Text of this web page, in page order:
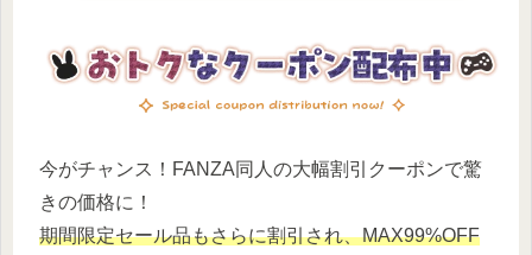
今がチャンス！FANZA同人の大幅割引クーポンで驚
きの価格に！
期間限定セール品もさらに割引され、MAX99%OFF